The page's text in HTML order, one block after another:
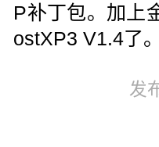
P补丁包。加上
ostXP3 V1.4了。
发